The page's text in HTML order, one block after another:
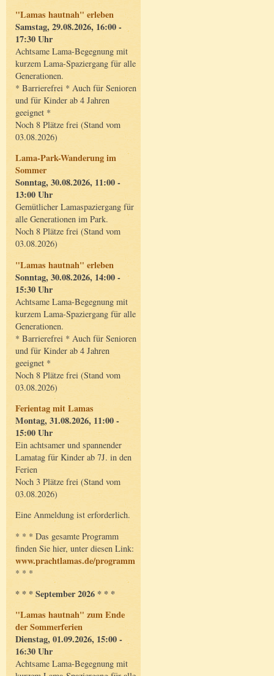
"Lamas hautnah" erleben
Samstag, 29.08.2026, 16:00 -
17:30 Uhr
Achtsame Lama-Begegnung mit
kurzem Lama-Spaziergang für alle
Generationen.
* Barrierefrei * Auch für Senioren
und für Kinder ab 4 Jahren
geeignet *
Noch 8 Plätze frei (Stand vom
03.08.2026)
Lama-Park-Wanderung im
Sommer
Sonntag, 30.08.2026, 11:00 -
13:00 Uhr
Gemütlicher Lamaspaziergang für
alle Generationen im Park.
Noch 8 Plätze frei (Stand vom
03.08.2026)
"Lamas hautnah" erleben
Sonntag, 30.08.2026, 14:00 -
15:30 Uhr
Achtsame Lama-Begegnung mit
kurzem Lama-Spaziergang für alle
Generationen.
* Barrierefrei * Auch für Senioren
und für Kinder ab 4 Jahren
geeignet *
Noch 8 Plätze frei (Stand vom
03.08.2026)
Ferientag mit Lamas
Montag, 31.08.2026, 11:00 -
15:00 Uhr
Ein achtsamer und spannender
Lamatag für Kinder ab 7J. in den
Ferien
Noch 3 Plätze frei (Stand vom
03.08.2026)
Eine Anmeldung ist erforderlich.
* * * Das gesamte Programm
finden Sie hier, unter diesen Link:
www.prachtlamas.de/programm
* * *
* * * September 2026 * * *
"Lamas hautnah" zum Ende
der Sommerferien
Dienstag, 01.09.2026, 15:00 -
16:30 Uhr
Achtsame Lama-Begegnung mit